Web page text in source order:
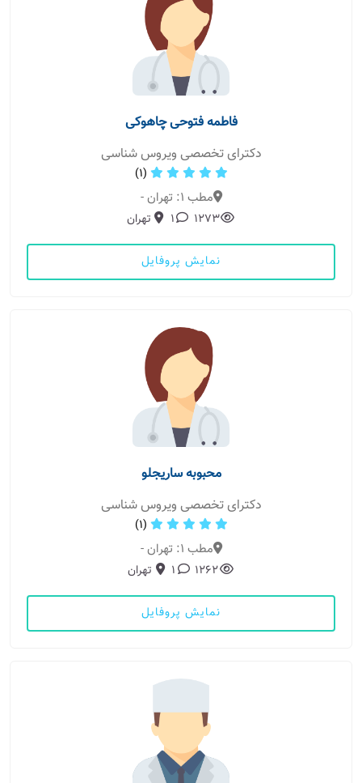
فاطمه فتوحی چاهوکی
دکترای تخصصی ویروس شناسی
(1)
مطب 1: تهران -
1273
1 تهران
نمایش پروفایل
محبوبه ساریجلو
دکترای تخصصی ویروس شناسی
(1)
مطب 1: تهران -
1262
1 تهران
نمایش پروفایل